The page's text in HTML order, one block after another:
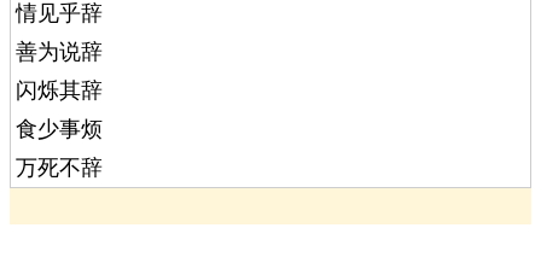
情见乎辞
善为说辞
闪烁其辞
食少事烦
万死不辞